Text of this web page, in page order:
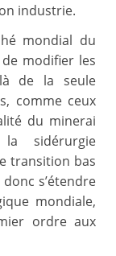
industrie.
mondial du
modifier les
de la seule
comme ceux
du minerai
la sidérurgie
transition bas
s’étendre
mondiale,
ordre aux